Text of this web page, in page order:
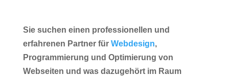
Sie suchen einen professionellen und
erfahrenen Partner für Webdesign,
Programmierung und Optimierung von
Webseiten und was dazugehört im Raum